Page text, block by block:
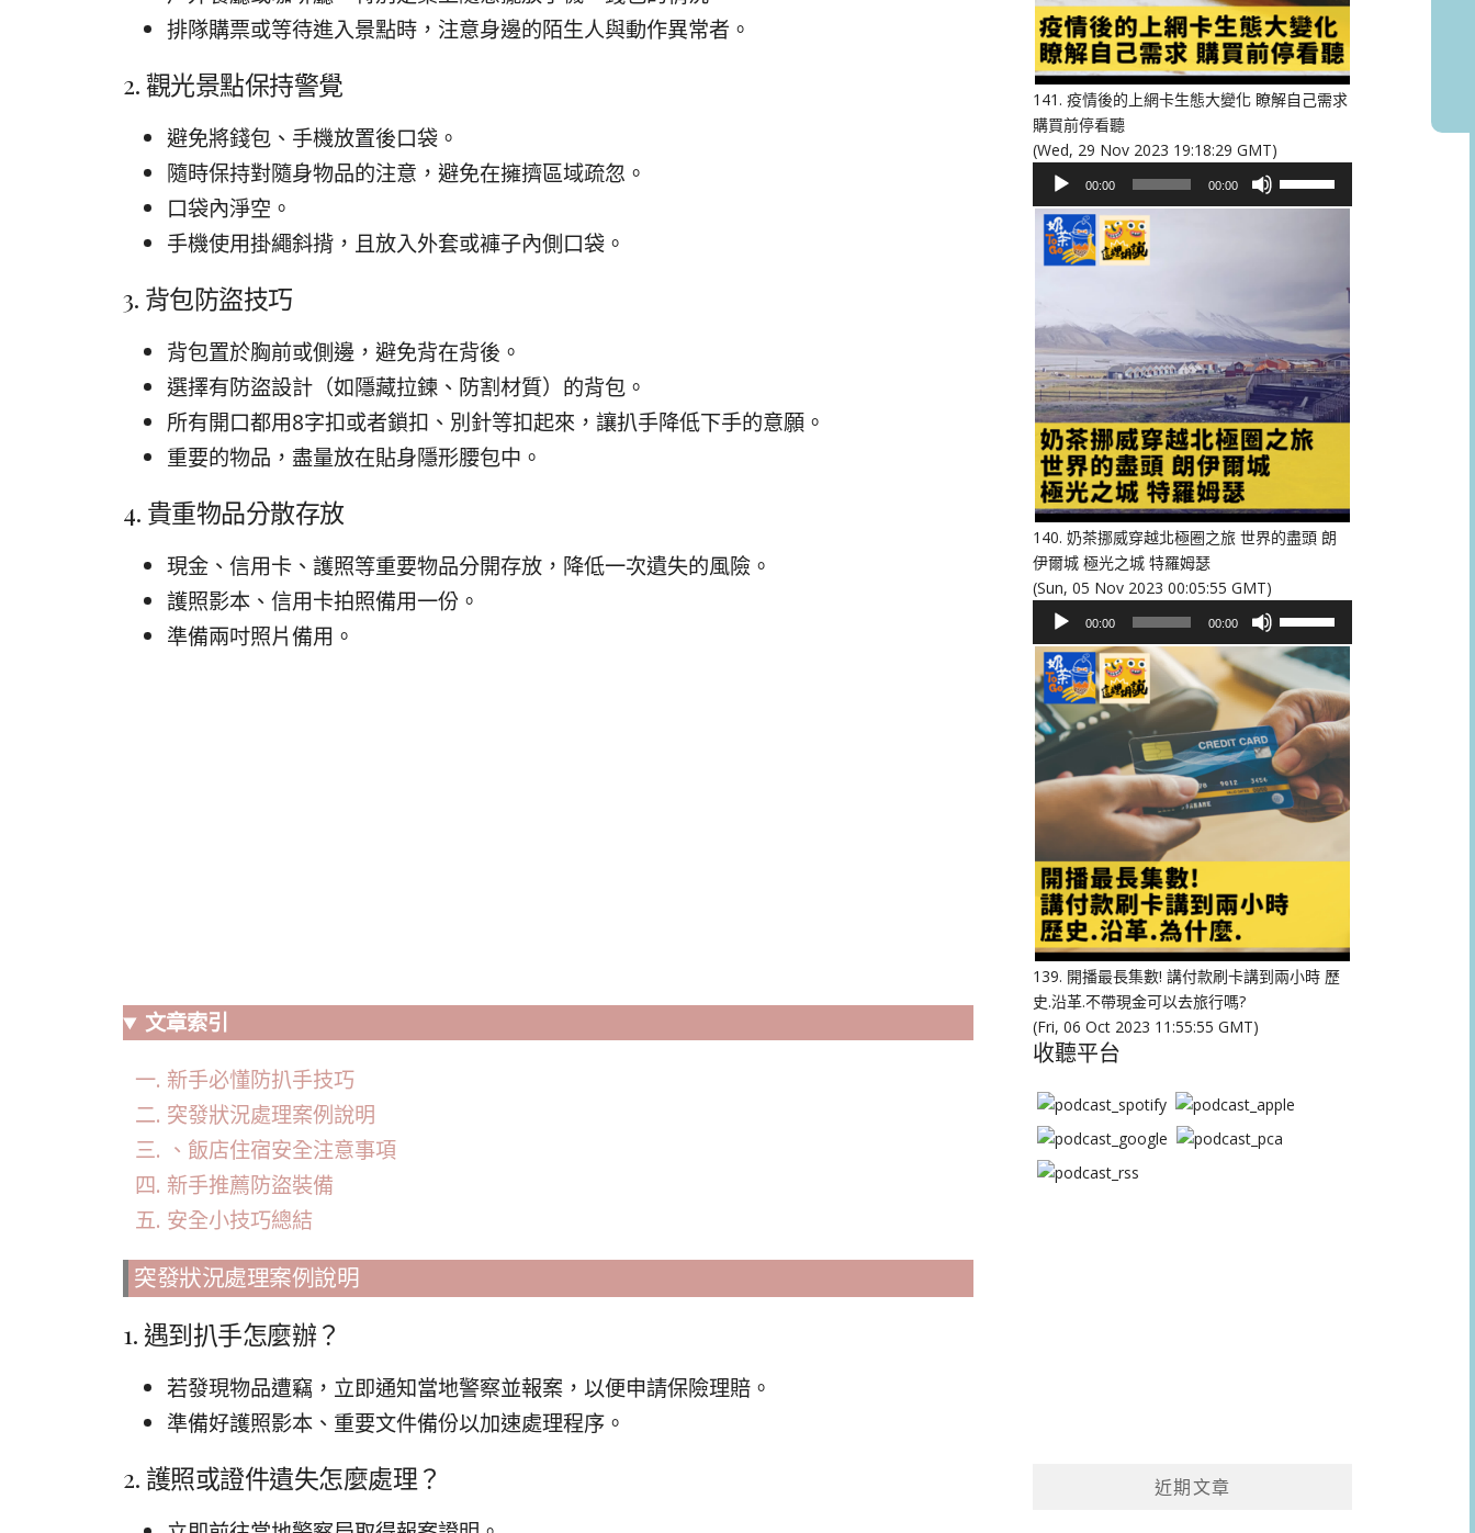
排隊購票或等待進入景點時，注意身邊的陌生人與動作異常者。
2. 觀光景點保持警覺
避免將錢包、手機放置後口袋。
隨時保持對隨身物品的注意，避免在擁擠區域疏忽。
口袋內淨空。
手機使用掛繩斜揹，且放入外套或褲子內側口袋。
3. 背包防盜技巧
背包置於胸前或側邊，避免背在背後。
選擇有防盜設計（如隱藏拉鍊、防割材質）的背包。
所有開口都用8字扣或者鎖扣、別針等扣起來，讓扒手降低下手的意願。
重要的物品，盡量放在貼身隱形腰包中。
4. 貴重物品分散存放
現金、信用卡、護照等重要物品分開存放，降低一次遺失的風險。
護照影本、信用卡拍照備用一份。
準備兩吋照片備用。
文章索引
新手必懂防扒手技巧
突發狀況處理案例說明
、飯店住宿安全注意事項
新手推薦防盜裝備
安全小技巧總結
突發狀況處理案例說明
1. 遇到扒手怎麼辦？
若發現物品遭竊，立即通知當地警察並報案，以便申請保險理賠。
準備好護照影本、重要文件備份以加速處理程序。
2. 護照或證件遺失怎麼處理？
降
低
音
量。
141. 疫情後的上網卡生態大變化 瞭解自己需求
購買前停看聽
(Wed, 29 Nov 2023 19:18:29 GMT)
播
放
00:00 00:00
以
提
高
或
降
量。
140. 奶茶挪威穿越北極圈之旅 世界的盡頭 朗
伊爾城 極光之城 特羅姆瑟
(Sun, 05 Nov 2023 00:05:55 GMT)
播
放
器
00:00 00:00
向
上/
向
下
鍵
以
提
或
降
低
量。
139. 開播最長集數! 講付款刷卡講到兩小時 歷
史.沿革.不帶現金可以去旅行嗎?
(Fri, 06 Oct 2023 11:55:55 GMT)
收聽平台
近期文章